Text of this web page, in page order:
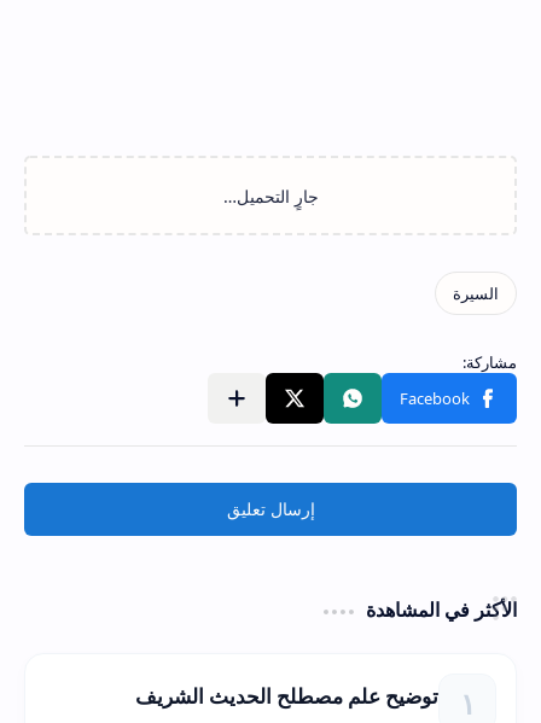
إرسال تعليق
الأكثر في المشاهدة
توضيح علم مصطلح الحديث الشريف